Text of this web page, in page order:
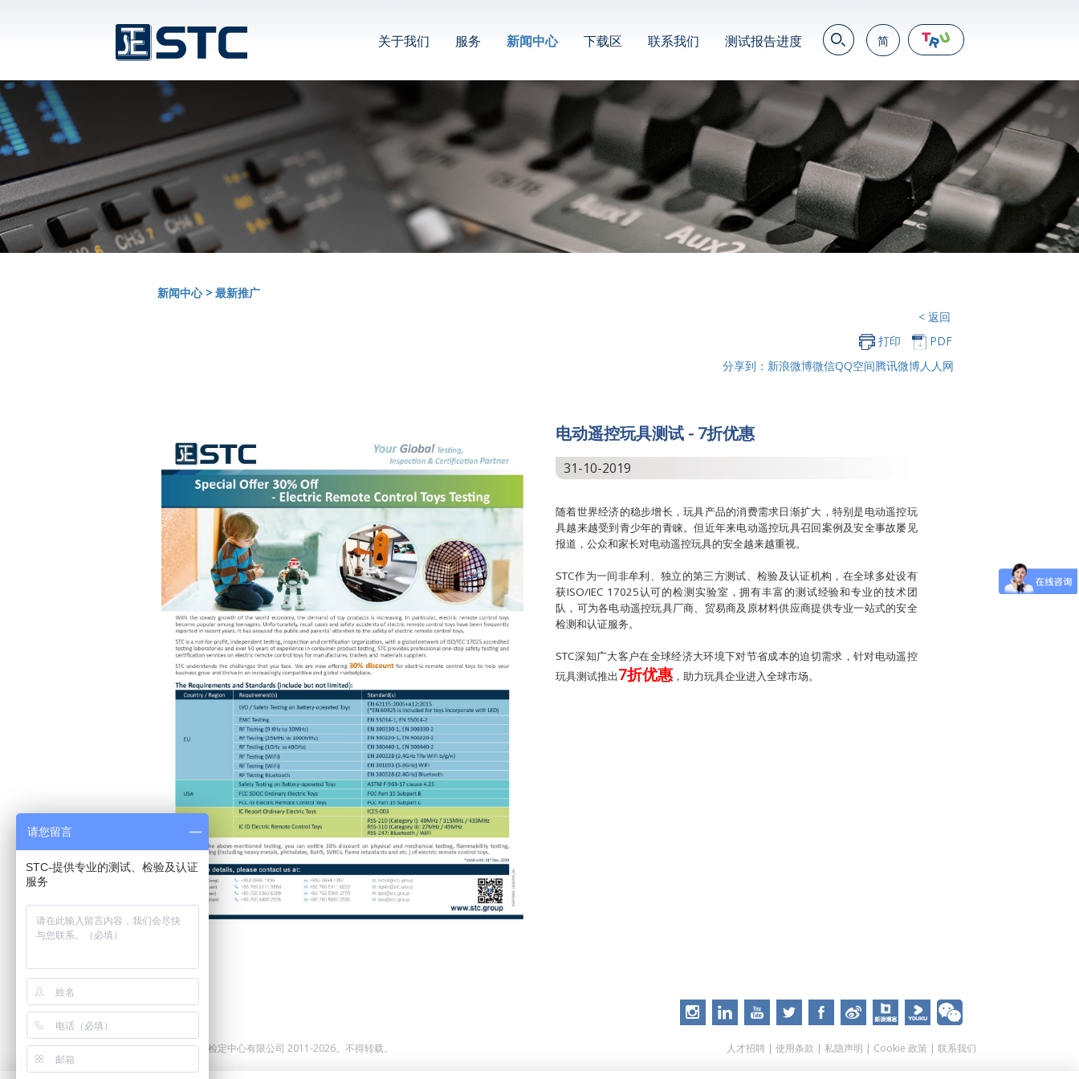
简
繁
简
JP
DE
关于我们 服务 新闻中心 下载区 联系我们 测试报告进度
新闻中心 >最新推广
< 返回
打印
PDF
分享到： 新浪微博微信QQ空间腾讯微博人人网
电动遥控玩具测试 - 7折优惠
31-10-2019
随着世界经济的稳步增长，玩具产品的消费需求日渐扩大，特别是电动遥控玩
具越来越受到青少年的青睐。但近年来电动遥控玩具召回案例及安全事故屡见
报道，公众和家长对电动遥控玩具的安全越来越重视。
STC作为一间非牟利、独立的第三方测试、检验及认证机构，在全球多处设有
获ISO/IEC 17025认可的检测实验室，拥有丰富的测试经验和专业的技术团
队，可为各电动遥控玩具厂商、贸易商及原材料供应商提供专业一站式的安全
检测和认证服务。
STC深知广大客户在全球经济大环境下对节省成本的迫切需求，针对电动遥控
玩具测试推出7折优惠，助力玩具企业进入全球市场。
©版权所有。香港标准及检定中心有限公司 2011-2026。不得转载。 人才招聘| 使用条款 | 私隐声明 | Cookie 政策 | 联系我们
请您留言
STC-提供专业的测试、检验及认证
服务